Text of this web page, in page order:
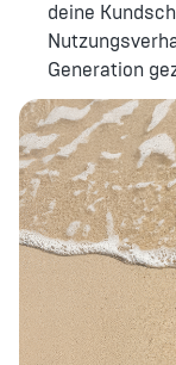
deine
Generation